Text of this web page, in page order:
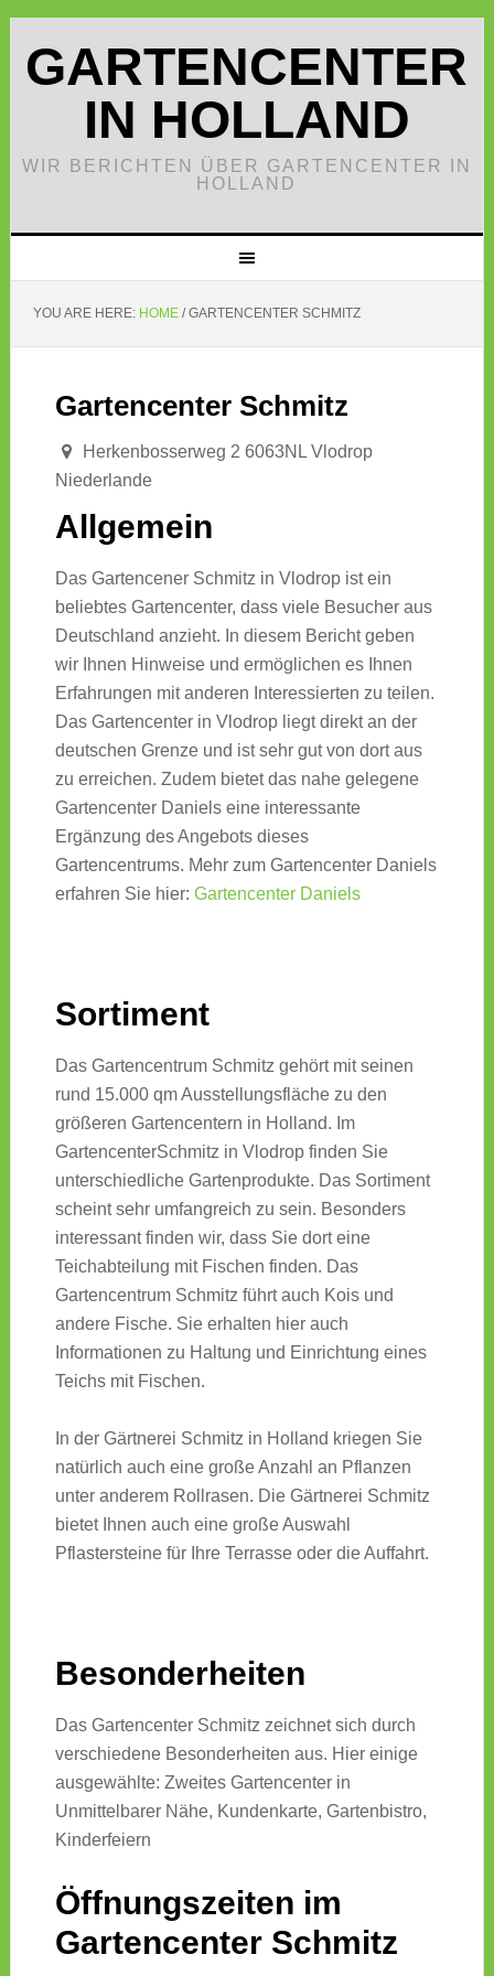
GARTENCENTER
IN HOLLAND
WIR BERICHTEN ÜBER GARTENCENTER IN
HOLLAND
YOU ARE HERE: HOME /GARTENCENTER SCHMITZ
Gartencenter Schmitz
Herkenbosserweg 2 6063NL Vlodrop
Niederlande
Allgemein
Das Gartencener Schmitz in Vlodrop ist ein
beliebtes Gartencenter, dass viele Besucher aus
Deutschland anzieht. In diesem Bericht geben
wir Ihnen Hinweise und ermöglichen es Ihnen
Erfahrungen mit anderen Interessierten zu teilen.
Das Gartencenter in Vlodrop liegt direkt an der
deutschen Grenze und ist sehr gut von dort aus
zu erreichen. Zudem bietet das nahe gelegene
Gartencenter Daniels eine interessante
Ergänzung des Angebots dieses
Gartencentrums. Mehr zum Gartencenter Daniels
erfahren Sie hier: Gartencenter Daniels
Sortiment
Das Gartencentrum Schmitz gehört mit seinen
rund 15.000 qm Ausstellungsfläche zu den
größeren Gartencentern in Holland. Im
GartencenterSchmitz in Vlodrop finden Sie
unterschiedliche Gartenprodukte. Das Sortiment
scheint sehr umfangreich zu sein. Besonders
interessant finden wir, dass Sie dort eine
Teichabteilung mit Fischen finden. Das
Gartencentrum Schmitz führt auch Kois und
andere Fische. Sie erhalten hier auch
Informationen zu Haltung und Einrichtung eines
Teichs mit Fischen.
In der Gärtnerei Schmitz in Holland kriegen Sie
natürlich auch eine große Anzahl an Pflanzen
unter anderem Rollrasen. Die Gärtnerei Schmitz
bietet Ihnen auch eine große Auswahl
Pflastersteine für Ihre Terrasse oder die Auffahrt.
Besonderheiten
Das Gartencenter Schmitz zeichnet sich durch
verschiedene Besonderheiten aus. Hier einige
ausgewählte: Zweites Gartencenter in
Unmittelbarer Nähe, Kundenkarte, Gartenbistro,
Kinderfeiern
Öffnungszeiten im
Gartencenter Schmitz